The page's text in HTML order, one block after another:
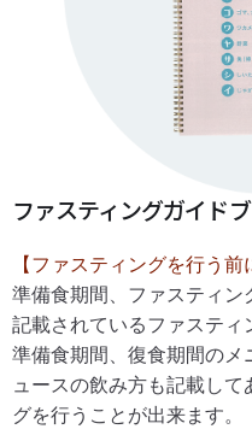
ファスティングガイド
【ファスティングを行う前
準備食期間、ファスティン
記載されているファスティ
準備食期間、復食期間のメ
ュースの飲み方も記載し
グを行うことが出来ます。